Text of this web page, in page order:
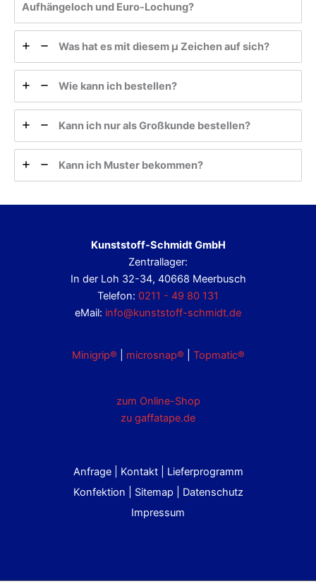
Aufhängeloch und Euro-Lochung?
Was hat es mit diesem µ Zeichen auf sich?
Wie kann ich bestellen?
Kann ich nur als Großkunde bestellen?
Kann ich Muster bekommen?
Kunststoff-Schmidt GmbH
Zentrallager:
In der Loh 32-34, 40668 Meerbusch
Telefon: 0211 - 49 80 131
eMail: info@kunststoff-schmidt.de
Minigrip® microsnap® Topmatic®
zum Online-Shop
zu gaffatape.de
Anfrage| Kontakt| Lieferprogramm
Konfektion
Sitemap
Datenschutz
Impressum